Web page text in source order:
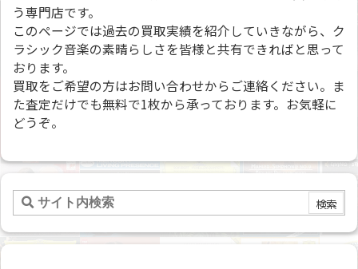
う専門店です。
このページでは過去の買取実績を紹介していきながら、ク
ラシック音楽の素晴らしさを皆様と共有できればと思って
おります。
買取をご希望の方はお問い合わせからご連絡ください。ま
た査定だけでも無料で1枚から承っております。お気軽に
どうぞ。